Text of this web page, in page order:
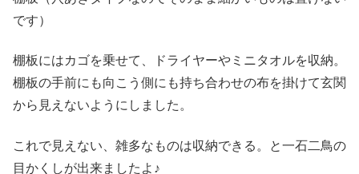
です）
棚板にはカゴを乗せて、ドライヤーやミニタオルを収納。
棚板の手前にも向こう側にも持ち合わせの布を掛けて玄関
から見えないようにしました。
これで見えない、雑多なものは収納できる。と一石二鳥の
目かくしが出来ましたよ♪